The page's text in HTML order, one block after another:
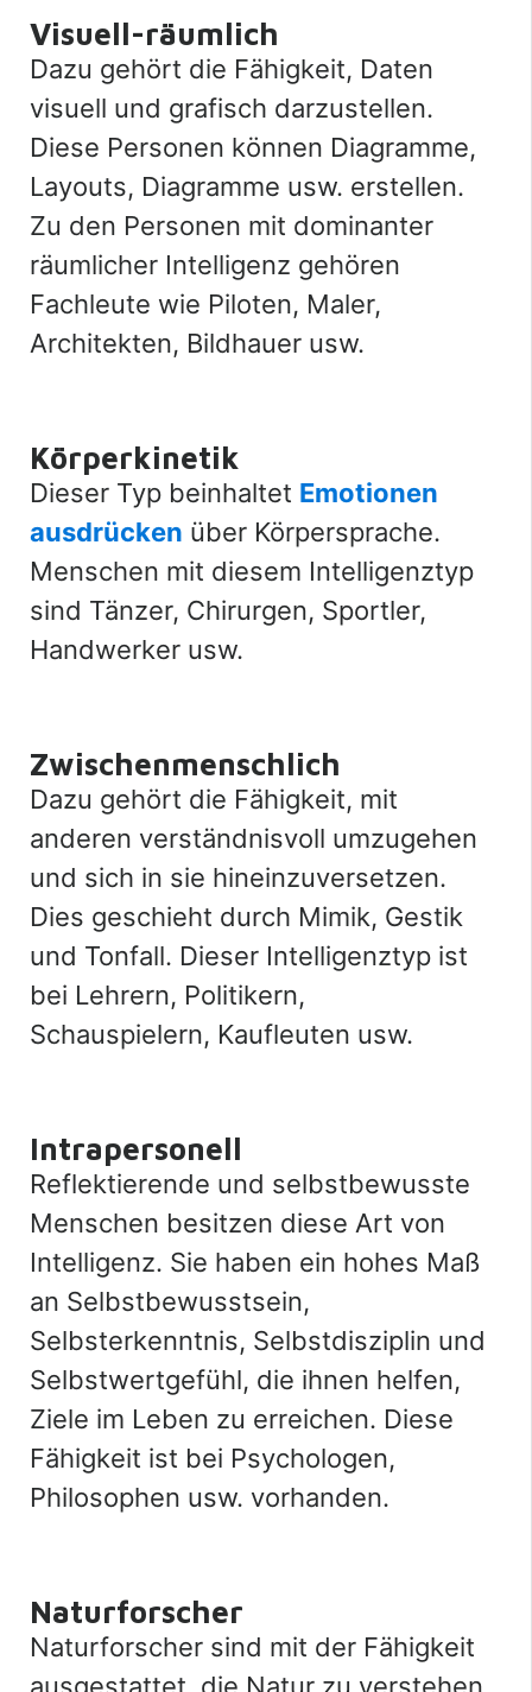
Visuell-räumlich
Dazu gehört die Fähigkeit, Daten
visuell und grafisch darzustellen.
Diese Personen können Diagramme,
Layouts, Diagramme usw. erstellen.
Zu den Personen mit dominanter
räumlicher Intelligenz gehören
Fachleute wie Piloten, Maler,
Architekten, Bildhauer usw.
Körperkinetik
Dieser Typ beinhaltet Emotionen
ausdrücken über Körpersprache.
Menschen mit diesem Intelligenztyp
sind Tänzer, Chirurgen, Sportler,
Handwerker usw.
Zwischenmenschlich
Dazu gehört die Fähigkeit, mit
anderen verständnisvoll umzugehen
und sich in sie hineinzuversetzen.
Dies geschieht durch Mimik, Gestik
und Tonfall. Dieser Intelligenztyp ist
bei Lehrern, Politikern,
Schauspielern, Kaufleuten usw.
Intrapersonell
Reflektierende und selbstbewusste
Menschen besitzen diese Art von
Intelligenz. Sie haben ein hohes Maß
an Selbstbewusstsein,
Selbsterkenntnis, Selbstdisziplin und
Selbstwertgefühl, die ihnen helfen,
Ziele im Leben zu erreichen. Diese
Fähigkeit ist bei Psychologen,
Philosophen usw. vorhanden.
Naturforscher
Naturforscher sind mit der Fähigkeit
ausgestattet, die Natur zu verstehen